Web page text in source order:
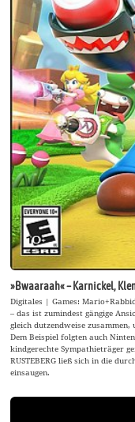
»Bwaaraah« – Karnickel,
Digitales | Games:
– das ist zumindest gängige
gleich dutzendweise
Dem Beispiel folgten auch
kindgerechte Sympathieträger
RUSTEBERG ließ sich in die
einsaugen.